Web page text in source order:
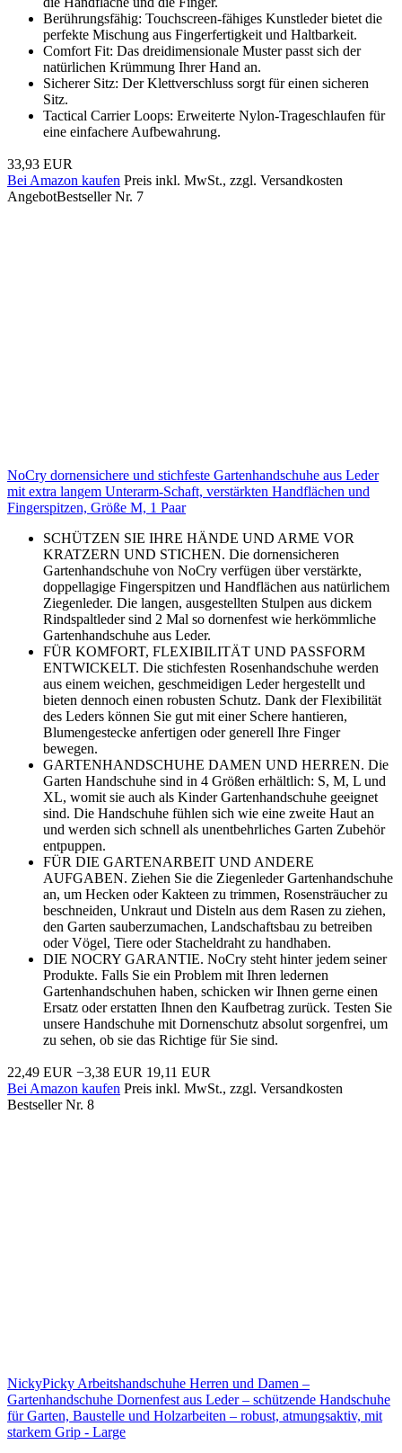
Berührungsfähig: Touchscreen-fähiges Kunstleder bietet die
perfekte Mischung aus Fingerfertigkeit und Haltbarkeit.
Comfort Fit: Das dreidimensionale Muster passt sich der
natürlichen Krümmung Ihrer Hand an.
Sicherer Sitz: Der Klettverschluss sorgt für einen sicheren
Sitz.
Tactical Carrier Loops: Erweiterte Nylon-Trageschlaufen für
eine einfachere Aufbewahrung.
33,93 EUR
Bei Amazon kaufen Preis inkl. MwSt., zzgl. Versandkosten
AngebotBestseller Nr. 7
NoCry dornensichere und stichfeste Gartenhandschuhe aus Leder
mit extra langem Unterarm-Schaft, verstärkten Handflächen und
Fingerspitzen, Größe M, 1 Paar
SCHÜTZEN SIE IHRE HÄNDE UND ARME VOR
KRATZERN UND STICHEN. Die dornensicheren
Gartenhandschuhe von NoCry verfügen über verstärkte,
doppellagige Fingerspitzen und Handflächen aus natürlichem
Ziegenleder. Die langen, ausgestellten Stulpen aus dickem
Rindspaltleder sind 2 Mal so dornenfest wie herkömmliche
Gartenhandschuhe aus Leder.
FÜR KOMFORT, FLEXIBILITÄT UND PASSFORM
ENTWICKELT. Die stichfesten Rosenhandschuhe werden
aus einem weichen, geschmeidigen Leder hergestellt und
bieten dennoch einen robusten Schutz. Dank der Flexibilität
des Leders können Sie gut mit einer Schere hantieren,
Blumengestecke anfertigen oder generell Ihre Finger
bewegen.
GARTENHANDSCHUHE DAMEN UND HERREN. Die
Garten Handschuhe sind in 4 Größen erhältlich: S, M, L und
XL, womit sie auch als Kinder Gartenhandschuhe geeignet
sind. Die Handschuhe fühlen sich wie eine zweite Haut an
und werden sich schnell als unentbehrliches Garten Zubehör
entpuppen.
FÜR DIE GARTENARBEIT UND ANDERE
AUFGABEN. Ziehen Sie die Ziegenleder Gartenhandschuhe
an, um Hecken oder Kakteen zu trimmen, Rosensträucher zu
beschneiden, Unkraut und Disteln aus dem Rasen zu ziehen,
den Garten sauberzumachen, Landschaftsbau zu betreiben
oder Vögel, Tiere oder Stacheldraht zu handhaben.
DIE NOCRY GARANTIE. NoCry steht hinter jedem seiner
Produkte. Falls Sie ein Problem mit Ihren ledernen
Gartenhandschuhen haben, schicken wir Ihnen gerne einen
Ersatz oder erstatten Ihnen den Kaufbetrag zurück. Testen Sie
unsere Handschuhe mit Dornenschutz absolut sorgenfrei, um
zu sehen, ob sie das Richtige für Sie sind.
22,49 EUR −3,38 EUR 19,11 EUR
Bei Amazon kaufen Preis inkl. MwSt., zzgl. Versandkosten
Bestseller Nr. 8
NickyPicky Arbeitshandschuhe Herren und Damen –
Gartenhandschuhe Dornenfest aus Leder – schützende Handschuhe
für Garten, Baustelle und Holzarbeiten – robust, atmungsaktiv, mit
starkem Grip - Large